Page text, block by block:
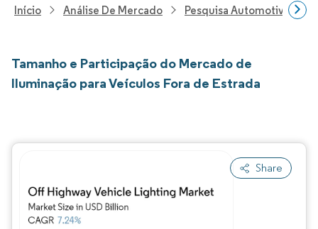
Início Análise De Mercado Pesquisa Automotiva
Tamanho e Participação do Mercado de
Iluminação para Veículos Fora de Estrada
Share